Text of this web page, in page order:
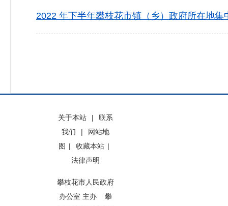
2022 年下半年攀枝花市镇（乡）政府所在地
关于本站 |
联系
我们
|
网站地
图 | 收藏本站 |
法律声明
攀枝花市人民政府
办公室 主办 攀